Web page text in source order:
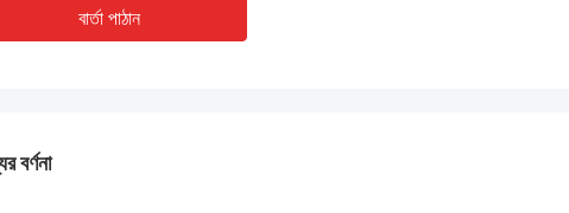
বার্তা পাঠান
বর্ণনা